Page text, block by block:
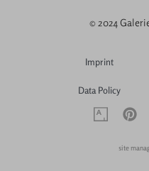
© 2024
Imprint
Data Policy
site